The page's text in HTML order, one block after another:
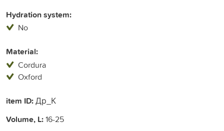
Hydration system:
No
Material:
Cordura
Oxford
item ID:Др_К
Volume, L:16-25